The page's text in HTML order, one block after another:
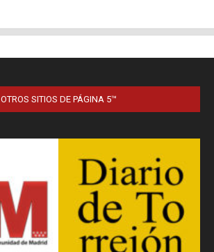
OTROS SITIOS DE PÁGINA 5™